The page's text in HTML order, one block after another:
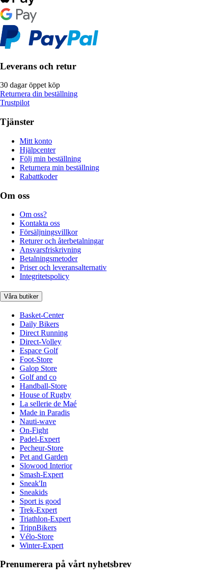
Leverans och retur
30 dagar öppet köp
Returnera din beställning
Trustpilot
Tjänster
Mitt konto
Hjälpcenter
Följ min beställning
Returnera min beställning
Rabattkoder
Om oss
Om oss?
Kontakta oss
Försäljningsvillkor
Returer och återbetalningar
Ansvarsfriskrivning
Betalningsmetoder
Priser och leveransalternativ
Integritetspolicy
Våra butiker
Basket-Center
Daily Bikers
Direct Running
Direct-Volley
Espace Golf
Foot-Store
Galop Store
Golf and co
Handball-Store
House of Rugby
La sellerie de Maé
Made in Paradis
Nauti-wave
On-Fight
Padel-Expert
Pecheur-Store
Pet and Garden
Slowood Interior
Smash-Expert
Sneak'In
Sneakids
Sport is good
Trek-Expert
Triathlon-Expert
TripnBikers
Vélo-Store
Winter-Expert
Prenumerera på vårt nyhetsbrev